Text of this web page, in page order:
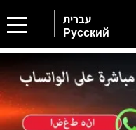
עברית
Русский